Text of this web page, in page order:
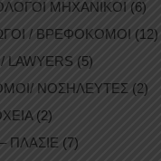
ΜΗΧΑΝΙΚΟΙ (6)
/ ΒΡΕΦΟΚΟΜΟΙ (12)
(5)
ΝΟΣΗΛΕΥΤΕΣ (2)
(2)
ΠΛΑΣΙΕ (7)